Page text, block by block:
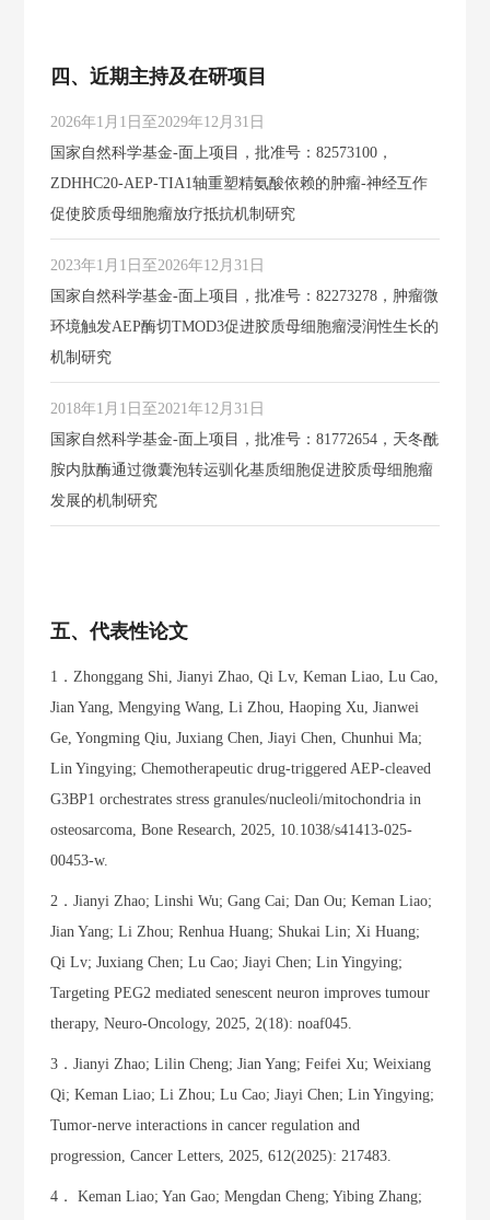
四、近期主持及在研项目
2026年1月1日至2029年12月31日
国家自然科学基金-面上项目，批准号：82573100，
ZDHHC20-AEP-TIA1轴重塑精氨酸依赖的肿瘤-神经互作
促使胶质母细胞瘤放疗抵抗机制研究
2023年1月1日至2026年12月31日
国家自然科学基金-面上项目，批准号：82273278，肿瘤微
环境触发AEP酶切TMOD3促进胶质母细胞瘤浸润性生长的
机制研究
2018年1月1日至2021年12月31日
国家自然科学基金-面上项目，批准号：81772654，天冬酰
胺内肽酶通过微囊泡转运驯化基质细胞促进胶质母细胞瘤
发展的机制研究
五、代表性论文
1．Zhonggang Shi, Jianyi Zhao, Qi Lv, Keman Liao, Lu Cao,
Jian Yang, Mengying Wang, Li Zhou, Haoping Xu, Jianwei
Ge, Yongming Qiu, Juxiang Chen, Jiayi Chen, Chunhui Ma;
Lin Yingying; Chemotherapeutic drug-triggered AEP-cleaved
G3BP1 orchestrates stress granules/nucleoli/mitochondria in
osteosarcoma, Bone Research, 2025, 10.1038/s41413-025-
00453-w.
2．Jianyi Zhao; Linshi Wu; Gang Cai; Dan Ou; Keman Liao;
Jian Yang; Li Zhou; Renhua Huang; Shukai Lin; Xi Huang;
Qi Lv; Juxiang Chen; Lu Cao; Jiayi Chen; Lin Yingying;
Targeting PEG2 mediated senescent neuron improves tumour
therapy, Neuro-Oncology, 2025, 2(18): noaf045.
3．Jianyi Zhao; Lilin Cheng; Jian Yang; Feifei Xu; Weixiang
Qi; Keman Liao; Li Zhou; Lu Cao; Jiayi Chen; Lin Yingying;
Tumor-nerve interactions in cancer regulation and
progression, Cancer Letters, 2025, 612(2025): 217483.
4． Keman Liao; Yan Gao; Mengdan Cheng; Yibing Zhang;